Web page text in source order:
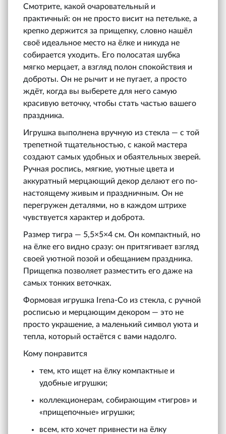
Смотрите, какой очаровательный и
практичный: он не просто висит на петельке, а
крепко держится за прищепку, словно нашёл
своё идеальное место на ёлке и никуда не
собирается уходить. Его полосатая шубка
мягко мерцает, а взгляд полон спокойствия и
доброты. Он не рычит и не пугает, а просто
ждёт, когда вы выберете для него самую
красивую веточку, чтобы стать частью вашего
праздника.
Игрушка выполнена вручную из стекла — с той
трепетной тщательностью, с какой мастера
создают самых удобных и обаятельных зверей.
Ручная роспись, мягкие, уютные цвета и
аккуратный мерцающий декор делают его по-
настоящему живым и праздничным. Он не
перегружен деталями, но в каждом штрихе
чувствуется характер и доброта.
Размер тигра — 5,5×5×4 см. Он компактный, но
на ёлке его видно сразу: он притягивает взгляд
своей уютной позой и обещанием праздника.
Прищепка позволяет разместить его даже на
самых тонких веточках.
Формовая игрушка Irena‑Co из стекла, с ручной
росписью и мерцающим декором — это не
просто украшение, а маленький символ уюта и
тепла, который остаётся с вами надолго.
Кому понравится
тем, кто ищет на ёлку компактные и
удобные игрушки;
коллекционерам, собирающим «тигров» и
«прищепочные» игрушки;
всем, кто хочет привнести на ёлку